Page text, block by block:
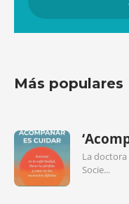
Más populares
La
Socie...